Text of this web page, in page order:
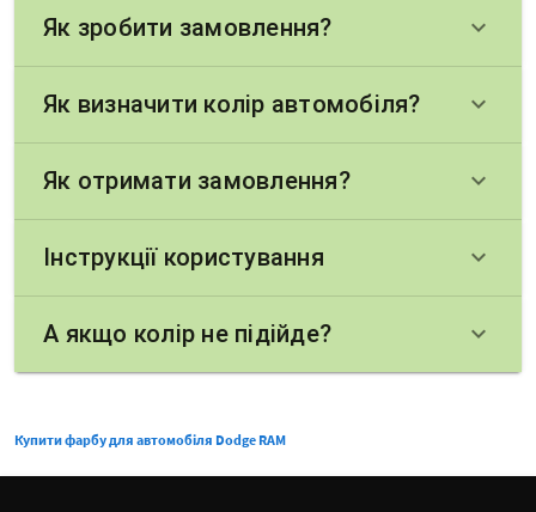
Як зробити замовлення? keyboard_arrow_down
Як визначити колір автомобіля? keyboard_arrow_down
Як отримати замовлення? keyboard_arrow_down
Інструкції користування keyboard_arrow_down
А якщо колір не підійде? keyboard_arrow_down
Купити фарбу для автомобіля Dodge RAM